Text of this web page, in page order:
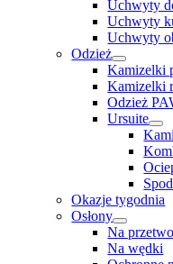
Uchwyty
Uchwyty
Uchwyty
Odzież
Kamizelki
Kamizelki
Odzież
Ursuite
Okazje tygodnia
Osłony
Na
Na wędki